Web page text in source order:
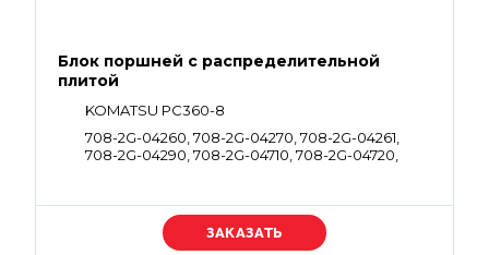
Блок поршней c распределительной
плитой
KOMATSU PC360-8
708-2G-04260, 708-2G-04270, 708-2G-04261,
708-2G-04290, 708-2G-04710, 708-2G-04720,
Уточняйте цену